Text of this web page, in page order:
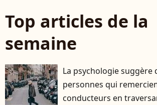
Top articles de la
semaine
La psychologie suggère
personnes qui
conducteurs en